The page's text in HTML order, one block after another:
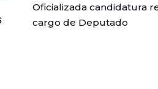
Oficializada candidatura
cargo de Deputado